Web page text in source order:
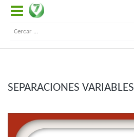
SEPARACIONES VARIABLES